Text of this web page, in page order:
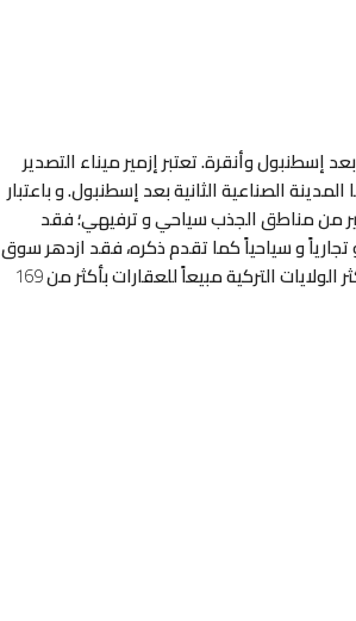
بعد إسطنبول وأنقرة.تعتبر إزمير ميناء التصدير
الصناعية الثانية بعد إسطنبول.و باعتبار
من مناطق الجذب سياحي و ترفيهي؛ فقد
تجارياً و سياحياً كما تقدم ذكره، فقد ازدهر سوق
التركية مبيعاً للعقارات بأكثر من169